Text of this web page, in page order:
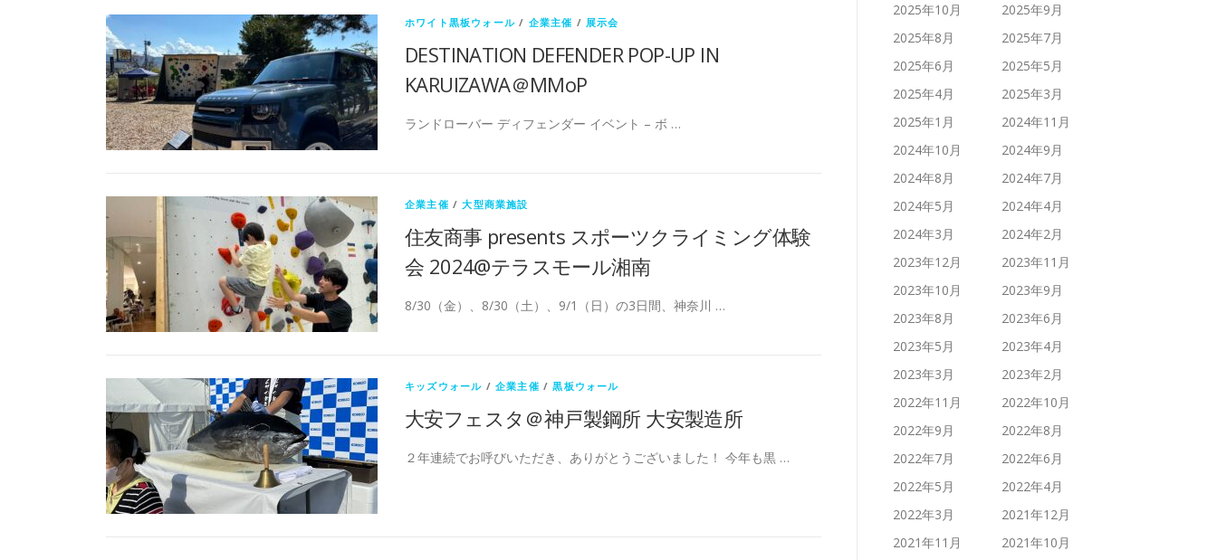
ホワイト黒板ウォール / 企業主催 / 展示会
DESTINATION DEFENDER POP-UP IN
KARUIZAWA＠MMoP
ランドローバー ディフェンダー イベント – ボ …
企業主催 /大型商業施設
住友商事 presents スポーツクライミング体験
会 2024@テラスモール湘南
8/30（金）、8/30（土）、9/1（日）の3日間、神奈川 …
キッズウォール /企業主催 /黒板ウォール
大安フェスタ＠神戸製鋼所 大安製造所
２年連続でお呼びいただき、ありがとうございました！ 今年も黒 …
2025年10月
2025年9月
2025年8月
2025年7月
2025年6月
2025年5月
2025年4月
2025年3月
2025年1月
2024年11月
2024年10月
2024年9月
2024年8月
2024年7月
2024年5月
2024年4月
2024年3月
2024年2月
2023年12月
2023年11月
2023年10月
2023年9月
2023年8月
2023年6月
2023年5月
2023年4月
2023年3月
2023年2月
2022年11月
2022年10月
2022年9月
2022年8月
2022年7月
2022年6月
2022年5月
2022年4月
2022年3月
2021年12月
2021年11月
2021年10月